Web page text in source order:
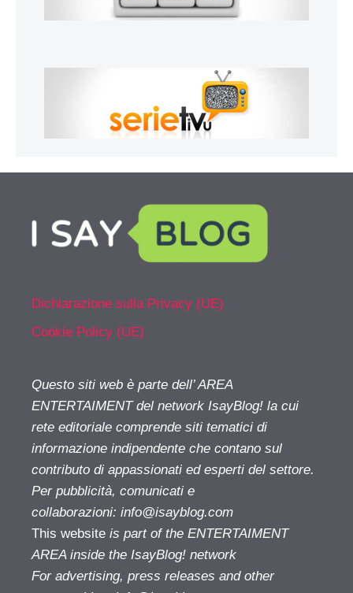
Dichiarazione sulla Privacy (UE)
Cookie Policy (UE)
Questo siti web è parte dell’ AREA
ENTERTAIMENT del network IsayBlog! la cui
rete editoriale comprende siti tematici di
informazione indipendente che contano sul
contributo di appassionati ed esperti del settore.
Per pubblicità, comunicati e
collaborazioni: info@isayblog.com
This website is part of the ENTERTAIMENT
AREA inside the IsayBlog! network
For advertising, press releases and other